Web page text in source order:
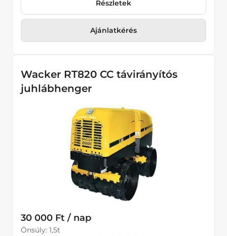
Részletek
Ajánlatkérés
Wacker RT820 CC távirányítós
juhlábhenger
30 000 Ft / nap
Önsúly: 1,5t